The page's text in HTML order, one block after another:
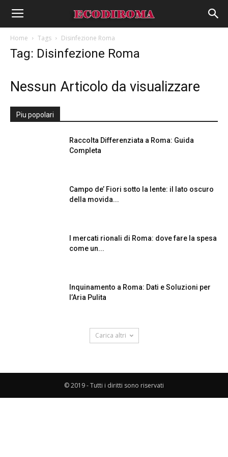
Home Tags Disinfezione Roma
Tag: Disinfezione Roma
Nessun Articolo da visualizzare
Piu popolari
Raccolta Differenziata a Roma: Guida
Completa
Campo de’ Fiori sotto la lente: il lato oscuro
della movida...
I mercati rionali di Roma: dove fare la spesa
come un...
Inquinamento a Roma: Dati e Soluzioni per
l’Aria Pulita
Carica altri
© 2019 - Tutti i diritti sono riservati